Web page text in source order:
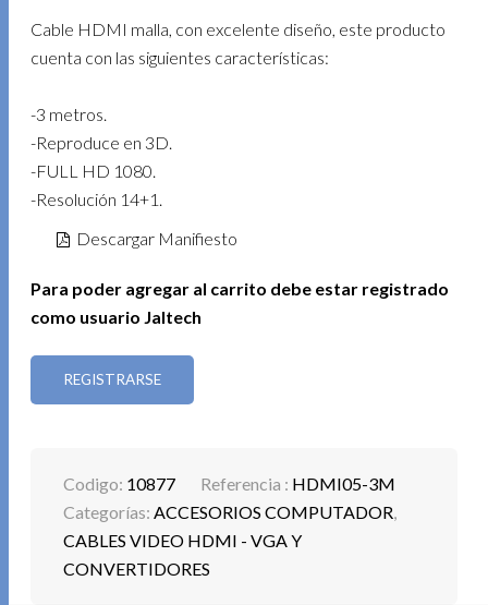
Cable HDMI malla, con excelente diseño, este producto
cuenta con las siguientes características:
-3 metros.
-Reproduce en 3D.
-FULL HD 1080.
-Resolución 14+1.
Descargar Manifiesto
Para poder agregar al carrito debe estar registrado
como usuario Jaltech
REGISTRARSE
Codigo: 10877 Referencia : HDMI05-3M
Categorías:ACCESORIOS COMPUTADOR,
CABLES VIDEO HDMI - VGA Y
CONVERTIDORES